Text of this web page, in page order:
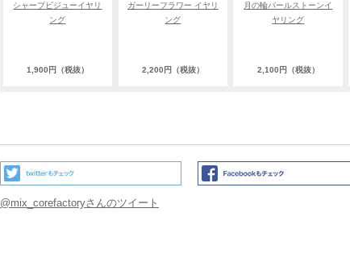
シャープビジューイヤリ
ング
1,900円（税抜）
ガーリーフラワー イヤリ
ング
2,200円（税抜）
月の輪パールストーンイ
ヤリング
2,100円（税抜）
@mix_corefactoryさんのツイート